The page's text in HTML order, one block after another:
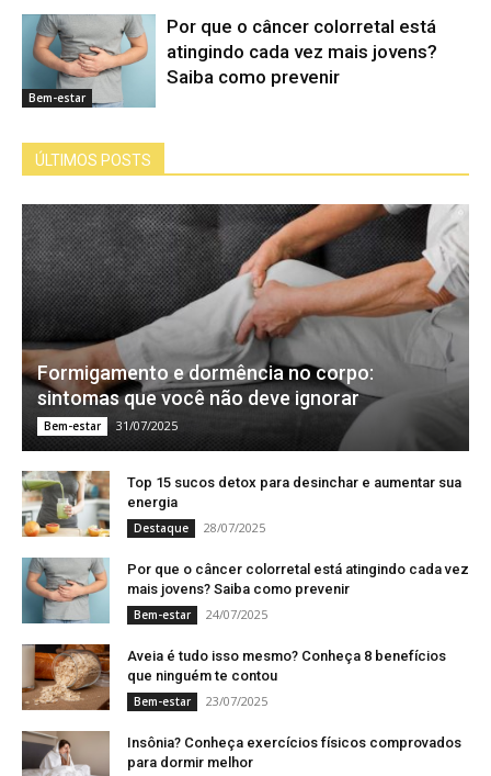
Bem-estar
Por que o câncer colorretal está
atingindo cada vez mais jovens?
Saiba como prevenir
ÚLTIMOS POSTS
Formigamento e dormência no corpo:
sintomas que você não deve ignorar
Bem-estar 31/07/2025
Top 15 sucos detox para desinchar e aumentar sua
energia
Destaque 28/07/2025
Por que o câncer colorretal está atingindo cada vez
mais jovens? Saiba como prevenir
Bem-estar 24/07/2025
Aveia é tudo isso mesmo? Conheça 8 benefícios
que ninguém te contou
Bem-estar 23/07/2025
Insônia? Conheça exercícios físicos comprovados
para dormir melhor